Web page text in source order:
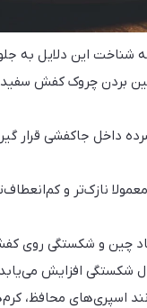
شناخت این دلایل به
چروک کفش سفید،
داخل جاکفشی قرار
نازک‌تر و
چین و شکستگی روی
شکستگی افزایش
اسپری‌های